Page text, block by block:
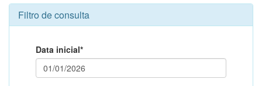
Filtro de consulta
Data inicial*